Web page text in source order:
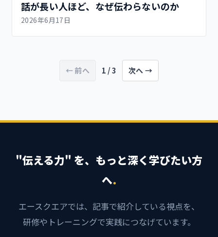
話が長い人ほど、なぜ伝わらないのか
2026年6月17日
← 前へ 1 / 3 次へ →
"伝える力" を、もっと深く学びたい方
へ.
エースクエアでは、記事で紹介している視点を、
研修やトレーニングで実践につなげています。